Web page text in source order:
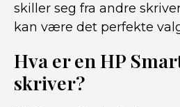
skiller seg fra andre
kan være det perfekte
Hva er en HP
skriver?